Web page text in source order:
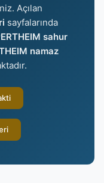
Açılan
sayfalarında
sahur
namaz